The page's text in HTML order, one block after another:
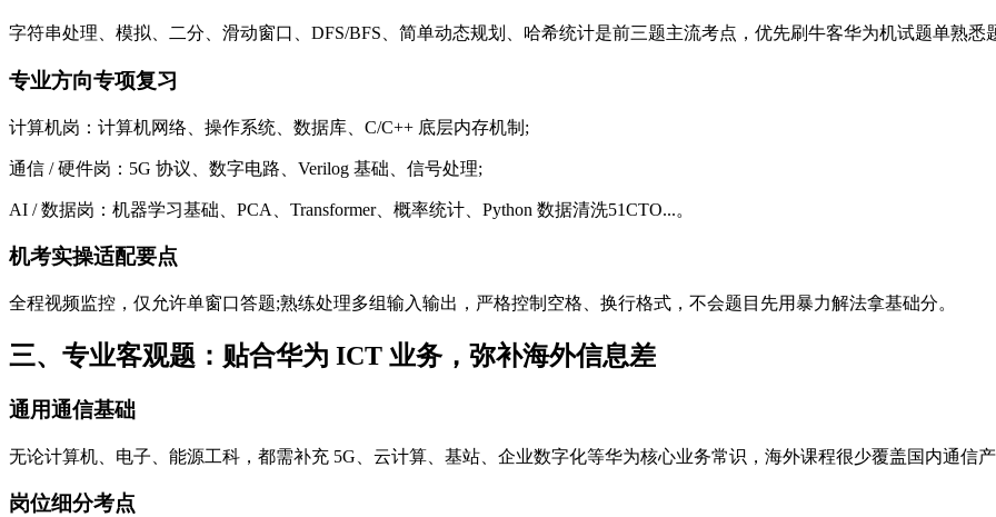
字符串处理、模拟、二分、滑动窗口、DFS/BFS、简单动态规划、哈希统计是前三题主流考点，优先刷牛客华为机试题单熟悉
专业方向专项复习
计算机岗：计算机网络、操作系统、数据库、C/C++ 底层内存机制;
通信 / 硬件岗：5G 协议、数字电路、Verilog 基础、信号处理;
AI / 数据岗：机器学习基础、PCA、Transformer、概率统计、Python 数据清洗51CTO...。
机考实操适配要点
全程视频监控，仅允许单窗口答题;熟练处理多组输入输出，严格控制空格、换行格式，不会题目先用暴力解法拿基础分。
三、专业客观题：贴合华为 ICT 业务，弥补海外信息差
通用通信基础
无论计算机、电子、能源工科，都需补充 5G、云计算、基站、企业数字化等华为核心业务常识，海外课程很少覆盖国内通信
岗位细分考点